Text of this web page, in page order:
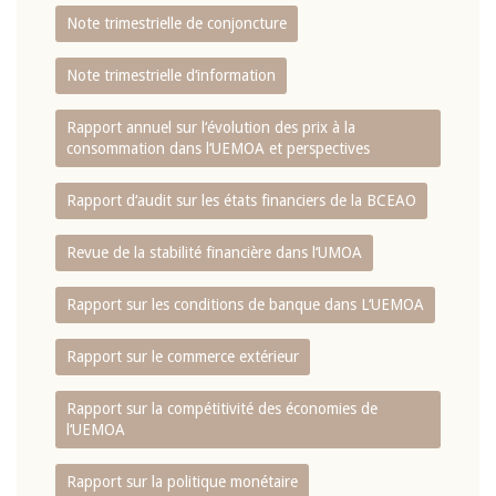
Note trimestrielle de conjoncture
Note trimestrielle d‘information
Rapport annuel sur l‘évolution des prix à la
consommation dans l‘UEMOA et perspectives
Rapport d‘audit sur les états financiers de la BCEAO
Revue de la stabilité financière dans l‘UMOA
Rapport sur les conditions de banque dans L‘UEMOA
Rapport sur le commerce extérieur
Rapport sur la compétitivité des économies de
l‘UEMOA
Rapport sur la politique monétaire